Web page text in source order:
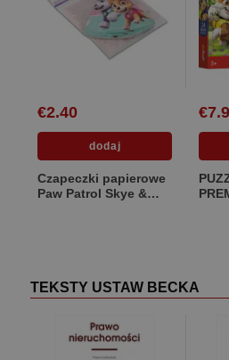
€2.40
Czapeczki papierowe
Paw Patrol Skye &
PUZZLE
TEKSTY USTAW BECKA